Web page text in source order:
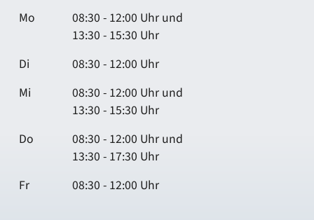
Mo
08:30 - 12:00 Uhr und
13:30 - 15:30 Uhr
Di
08:30 - 12:00 Uhr
Mi
08:30 - 12:00 Uhr und
13:30 - 15:30 Uhr
Do
08:30 - 12:00 Uhr und
13:30 - 17:30 Uhr
Fr
08:30 - 12:00 Uhr